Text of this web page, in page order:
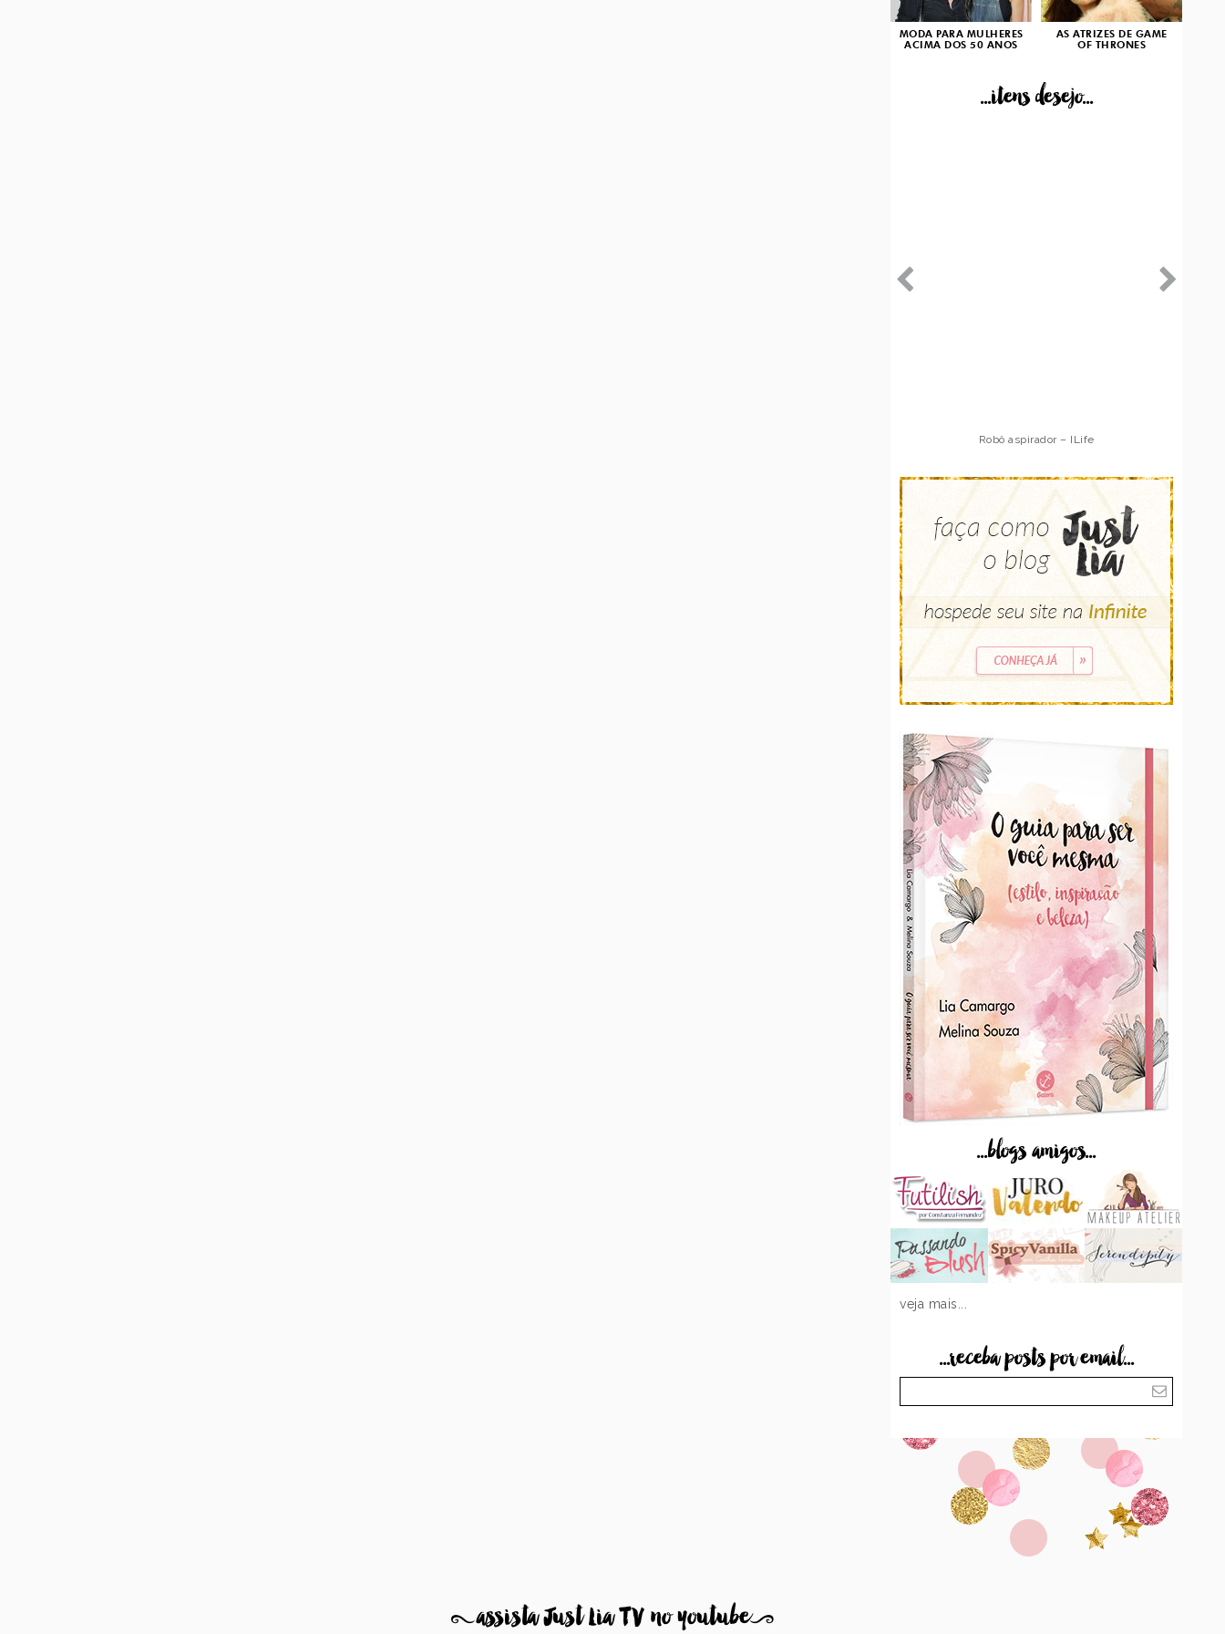
MODA PARA MULHERES
ACIMA DOS 50 ANOS
AS ATRIZES DE GAME
OF THRONES
...itens desejo...
Robô aspirador – ILife
...blogs amigos...
veja mais...
...receba posts por email...
8assista Just Lia TV no youtube9